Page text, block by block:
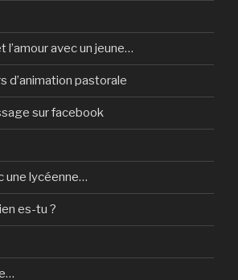
l’amour avec un jeune…
d’animation pastorale
sur facebook
une lycéenne…
es-tu ?